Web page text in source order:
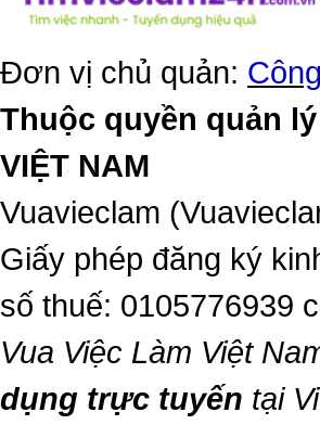
Đơn vị chủ quản:
Thuộc quyền quản
VIỆT NAM
Vuavieclam
Giấy phép đăng ký
số thuế: 0105776939
Vua Việc Làm Việt
dụng trực tuyến tại